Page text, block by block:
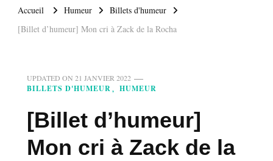
Accueil Humeur
Billets d'humeur
[Billet d’humeur] Mon cri à Zack de la Rocha
UPDATED ON 21 JANVIER 2022
BILLETS D'HUMEUR HUMEUR
[Billet d’humeur]
Mon cri à Zack de la